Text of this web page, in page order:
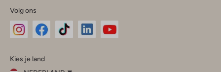
Volg ons
InstagramFacebook
Kies je land